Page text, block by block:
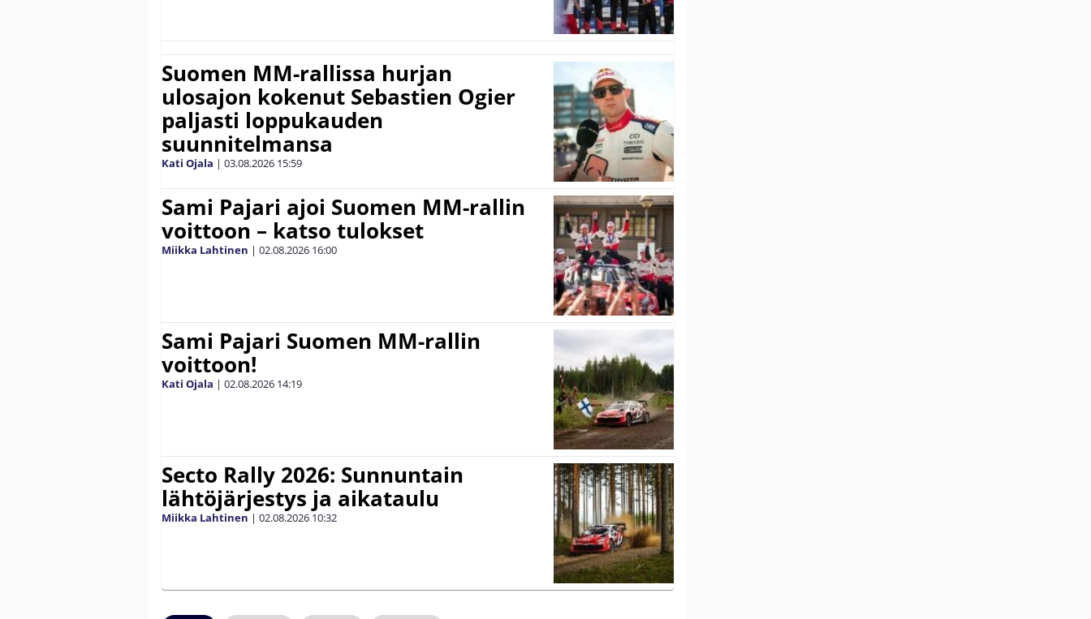
Suomen MM-rallissa hurjan
ulosajon kokenut Sebastien Ogier
paljasti loppukauden
suunnitelmansa
Kati Ojala | 03.08.2026 15:59
Sami Pajari ajoi Suomen MM-rallin
voittoon – katso tulokset
Miikka Lahtinen | 02.08.2026 16:00
Sami Pajari Suomen MM-rallin
voittoon!
Kati Ojala | 02.08.2026 14:19
Secto Rally 2026: Sunnuntain
lähtöjärjestys ja aikataulu
Miikka Lahtinen | 02.08.2026 10:32